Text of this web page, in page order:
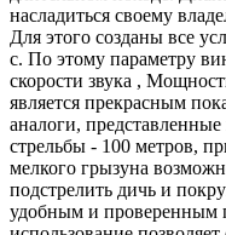
насладиться своему
Для этого созданы все
с. По этому параметру
скорости звука ,
является прекрасным
аналоги,
стрельбы - 100 метров,
мелкого грызуна
подстрелить дичь и
удобным и